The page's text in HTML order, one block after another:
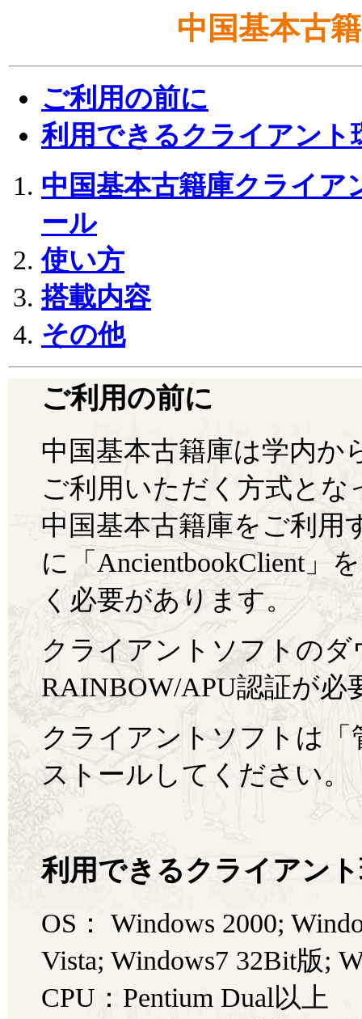
中国基本古
ご利用の前に
利用できるクライアント
中国基本古籍庫クライ
ール
使い方
搭載内容
その他
ご利用の前に
中国基本古籍庫は学内か
ご利用いただく方式とな
中国基本古籍庫をご利用
に「AncientbookClient」
く必要があります。
クライアントソフトの
RAINBOW/APU認証が必
クライアントソフトは
ストールしてください。
利用できるクライアン
OS： Windows 2000;
Vista; Windows7 32Bit版;
CPU：Pentium Dual以上